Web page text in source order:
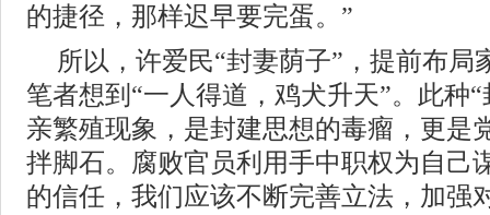
的捷径，那样迟早要完蛋。”
所以，许爱民“封妻荫子”，提前布局
笔者想到“一人得道，鸡犬升天”。此种
亲繁殖现象，是封建思想的毒瘤，更是
拌脚石。腐败官员利用手中职权为自己
的信任，我们应该不断完善立法，加强